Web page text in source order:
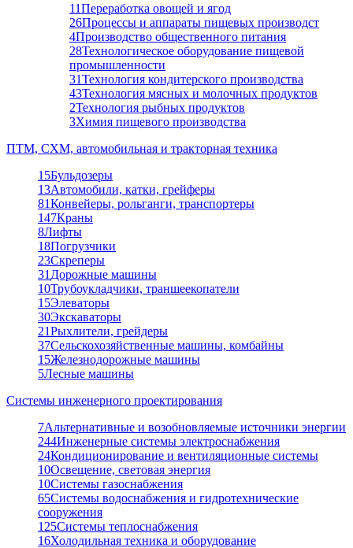
11Переработка овощей и ягод
26Процессы и аппараты пищевых производст
4Производство общественного питания
28Технологическое оборудование пищевой
промышленности
31Технология кондитерского производства
43Технология мясных и молочных продуктов
2Технология рыбных продуктов
3Химия пищевого производства
ПТМ, СХМ, автомобильная и тракторная техника
15Бульдозеры
13Автомобили, катки, грейферы
81Конвейеры, рольганги, транспортеры
147Краны
8Лифты
18Погрузчики
23Скреперы
31 Дорожные машины
10Трубоукладчики, траншеекопатели
15Элеваторы
30Экскаваторы
21Рыхлители, грейдеры
37Сельскохозяйственные машины, комбайны
15Железнодорожные машины
5Лесные машины
Системы инженерного проектирования
7Альтернативные и возобновляемые источники энергии
244Инженерные системы электроснабжения
24Кондиционирование и вентиляционные системы
10Освещение, световая энергия
10Системы газоснабжения
65Системы водоснабжения и гидротехнические
сооружения
125Системы теплоснабжения
16Холодильная техника и оборудование